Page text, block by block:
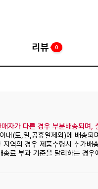
리뷰 0
자가 다른 경우 부분배송되며
내(토,일,공휴일제외)에 배송되
역의 경우 제품수령시 추가배
료 부과 기준을 달리하는 경